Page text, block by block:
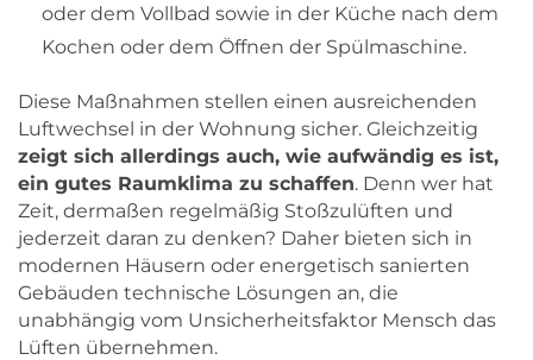
oder dem Vollbad sowie in der Küche nach dem
Kochen oder dem Öffnen der Spülmaschine.
Diese Maßnahmen stellen einen ausreichenden
Luftwechsel in der Wohnung sicher. Gleichzeitig
zeigt sich allerdings auch, wie aufwändig es ist,
ein gutes Raumklima zu schaffen. Denn wer hat
Zeit, dermaßen regelmäßig Stoßzulüften und
jederzeit daran zu denken? Daher bieten sich in
modernen Häusern oder energetisch sanierten
Gebäuden technische Lösungen an, die
unabhängig vom Unsicherheitsfaktor Mensch das
Lüften übernehmen.